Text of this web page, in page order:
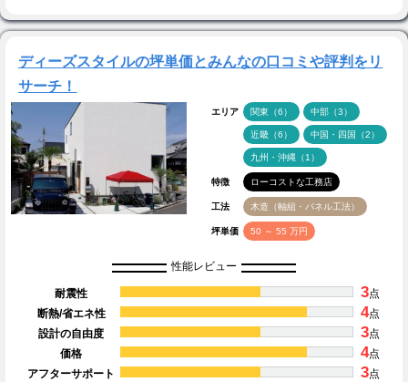
ディーズスタイルの坪単価とみんなの口コミや評判をリ
サーチ！
エリア 関東（6） 中部（3）
近畿（6） 中国・四国（2）
九州・沖縄（1）
特徴 ローコストな工務店
工法 木造（軸組・パネル工法）
坪単価 50 ～ 55 万円
性能レビュー
耐震性 3点
断熱/省エネ性
4点
設計の自由度
3点
価格
4点
アフターサポート
3点